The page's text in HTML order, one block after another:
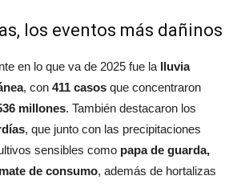
los eventos más dañinos
en lo que va de 2025 fue la lluvia
, con 411 casos que concentraron
millones. También destacaron los
, que junto con las precipitaciones
sensibles como papa de guarda,
de consumo, además de hortalizas